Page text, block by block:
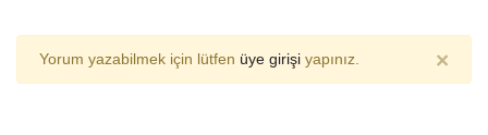
Yorum yazabilmek için lütfen üye girişi yapınız. ×